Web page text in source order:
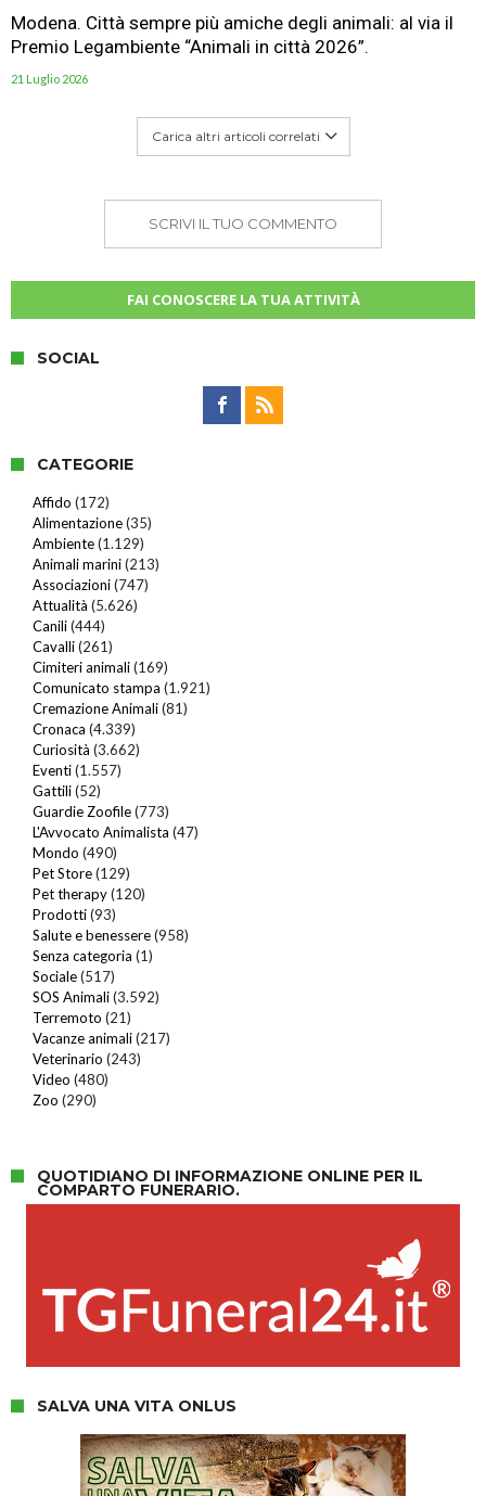
Modena. Città sempre più amiche degli animali: al via il
Premio Legambiente “Animali in città 2026”.
21 Luglio 2026
Carica altri articoli correlati
SCRIVI IL TUO COMMENTO
FAI CONOSCERE LA TUA ATTIVITÀ
SOCIAL
CATEGORIE
Affido (172)
Alimentazione(35)
Ambiente(1.129)
Animali marini(213)
Associazioni(747)
Attualità (5.626)
Canili(444)
Cavalli(261)
Cimiteri animali(169)
Comunicato stampa (1.921)
Cremazione Animali(81)
Cronaca (4.339)
Curiosità (3.662)
Eventi(1.557)
Gattili(52)
Guardie Zoofile(773)
L'Avvocato Animalista (47)
Mondo (490)
Pet Store(129)
Pet therapy(120)
Prodotti(93)
Salute e benessere(958)
Senza categoria (1)
Sociale(517)
SOS Animali(3.592)
Terremoto (21)
Vacanze animali(217)
Veterinario (243)
Video (480)
Zoo (290)
QUOTIDIANO DI INFORMAZIONE ONLINE PER IL
COMPARTO FUNERARIO.
SALVA UNA VITA ONLUS